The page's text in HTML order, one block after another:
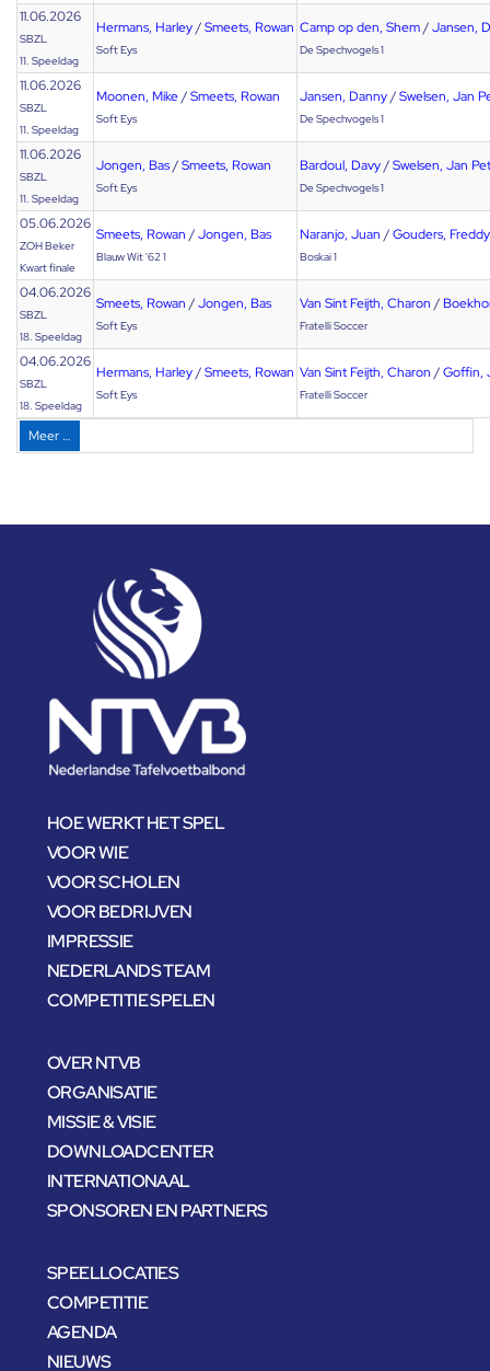
11.06.2026
SBZL
11. Speeldag
Hermans, Harley/Smeets, Rowan
Soft Eys
Camp op den, Shem/Jansen,
De Spechvogels 1
11.06.2026
SBZL
11. Speeldag
Moonen, Mike/Smeets, Rowan
Soft Eys
Jansen, Danny/Swelsen, Jan
De Spechvogels 1
11.06.2026
SBZL
11. Speeldag
Jongen, Bas/Smeets, Rowan
Soft Eys
Bardoul, Davy/Swelsen, Jan
De Spechvogels 1
05.06.2026
ZOH Beker
Kwart finale
Smeets, Rowan /Jongen, Bas
Blauw Wit '62 1
Naranjo, Juan /Gouders, Freddy
Boskai 1
04.06.2026
SBZL
18. Speeldag
Smeets, Rowan /Jongen, Bas
Soft Eys
Van Sint Feijth, Charon /
Fratelli Soccer
04.06.2026
SBZL
18. Speeldag
Hermans, Harley/Smeets, Rowan
Soft Eys
Van Sint Feijth, Charon /Goffin,
Fratelli Soccer
Meer …
HOE WERKT HET SPEL
VOOR WIE
VOOR SCHOLEN
VOOR BEDRIJVEN
IMPRESSIE
NEDERLANDS TEAM
COMPETITIE SPELEN
OVER NTVB
ORGANISATIE
MISSIE & VISIE
DOWNLOADCENTER
INTERNATIONAAL
SPONSOREN EN PARTNERS
SPEELLOCATIES
COMPETITIE
AGENDA
NIEUWS